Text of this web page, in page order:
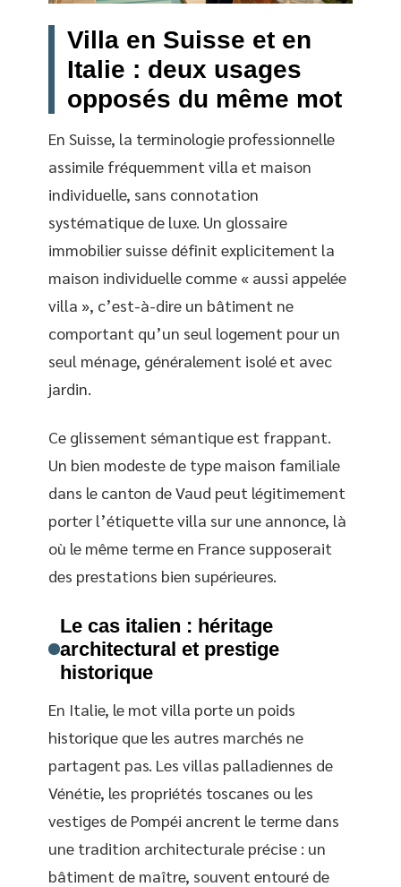
Villa en Suisse et en
Italie : deux usages
opposés du même mot
En Suisse, la terminologie professionnelle
assimile fréquemment villa et maison
individuelle, sans connotation
systématique de luxe. Un glossaire
immobilier suisse définit explicitement la
maison individuelle comme « aussi appelée
villa », c’est-à-dire un bâtiment ne
comportant qu’un seul logement pour un
seul ménage, généralement isolé et avec
jardin.
Ce glissement sémantique est frappant.
Un bien modeste de type maison familiale
dans le canton de Vaud peut légitimement
porter l’étiquette villa sur une annonce, là
où le même terme en France supposerait
des prestations bien supérieures.
Le cas italien : héritage
architectural et prestige
historique
En Italie, le mot villa porte un poids
historique que les autres marchés ne
partagent pas. Les villas palladiennes de
Vénétie, les propriétés toscanes ou les
vestiges de Pompéi ancrent le terme dans
une tradition architecturale précise : un
bâtiment de maître, souvent entouré de